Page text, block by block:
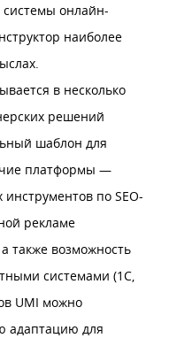
онлайн-
наиболее
в несколько
решений
шаблон для
платформы —
по SEO-
рекламе
также возможность
системами (1С,
UMI можно
адаптацию для